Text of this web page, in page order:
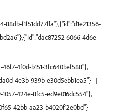
88db-f1f51dd77ffa"},{"id":"d1e21356-
6066-4d6e-
4f0d-b151-3fc640bef588"},
4e3b-939b-e30d5ebb1ea5"}
424e-8fc5-ed9e016dc554"},
42bb-aa23-b4020f12e0bd"}